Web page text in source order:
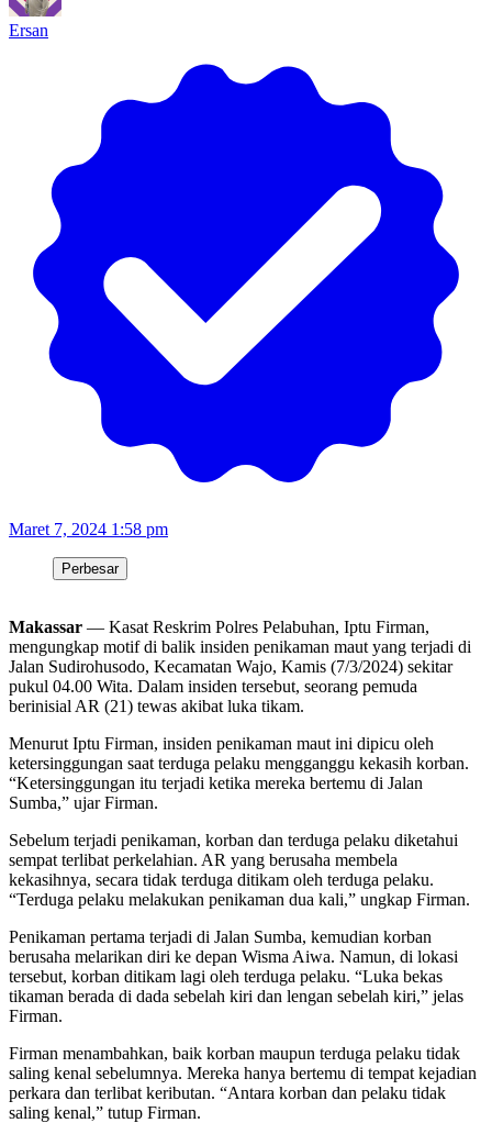
Ersan
Maret 7, 2024 1:58 pm
Perbesar
Makassar — Kasat Reskrim Polres Pelabuhan, Iptu Firman,
mengungkap motif di balik insiden penikaman maut yang terjadi di
Jalan Sudirohusodo, Kecamatan Wajo, Kamis (7/3/2024) sekitar
pukul 04.00 Wita. Dalam insiden tersebut, seorang pemuda
berinisial AR (21) tewas akibat luka tikam.
Menurut Iptu Firman, insiden penikaman maut ini dipicu oleh
ketersinggungan saat terduga pelaku mengganggu kekasih korban.
“Ketersinggungan itu terjadi ketika mereka bertemu di Jalan
Sumba,” ujar Firman.
Sebelum terjadi penikaman, korban dan terduga pelaku diketahui
sempat terlibat perkelahian. AR yang berusaha membela
kekasihnya, secara tidak terduga ditikam oleh terduga pelaku.
“Terduga pelaku melakukan penikaman dua kali,” ungkap Firman.
Penikaman pertama terjadi di Jalan Sumba, kemudian korban
berusaha melarikan diri ke depan Wisma Aiwa. Namun, di lokasi
tersebut, korban ditikam lagi oleh terduga pelaku. “Luka bekas
tikaman berada di dada sebelah kiri dan lengan sebelah kiri,” jelas
Firman.
Firman menambahkan, baik korban maupun terduga pelaku tidak
saling kenal sebelumnya. Mereka hanya bertemu di tempat kejadian
perkara dan terlibat keributan. “Antara korban dan pelaku tidak
saling kenal,” tutup Firman.